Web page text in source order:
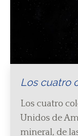
Los cuatro
Los cuatro
Unidos de
mineral, de